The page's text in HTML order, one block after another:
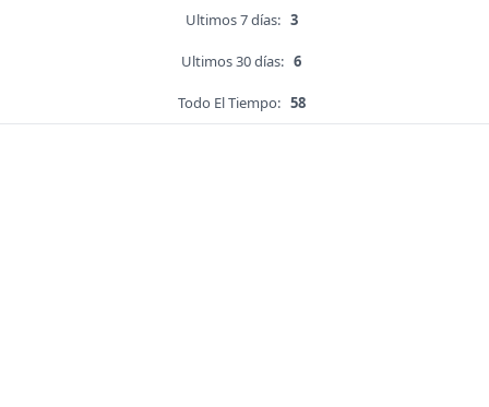
Ultimos 7 días: 3
Ultimos 30 días: 6
Todo El Tiempo: 58